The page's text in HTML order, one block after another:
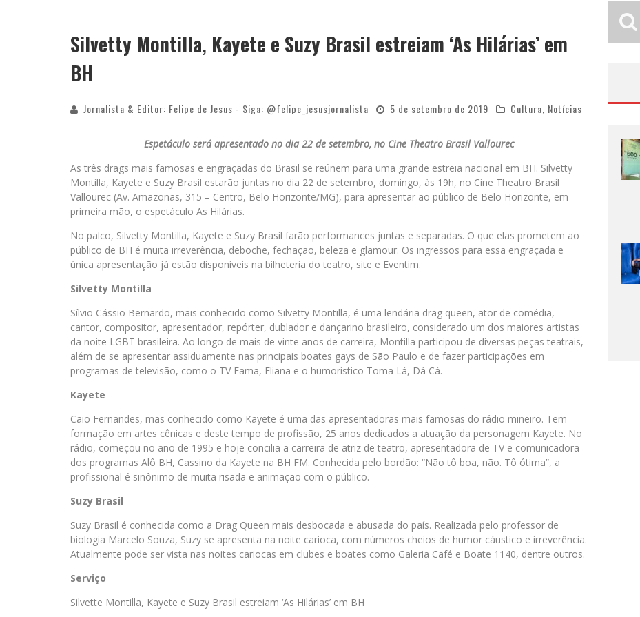
Silvetty Montilla, Kayete e Suzy Brasil estreiam ‘As Hilárias’ em
BH
Jornalista & Editor: Felipe de Jesus - Siga: @felipe_jesusjornalista 5 de setembro de 2019 Cultura Notícias
Espetáculo será apresentado no dia 22 de setembro, no Cine Theatro Brasil Vallourec
As três drags mais famosas e engraçadas do Brasil se reúnem para uma grande estreia nacional em BH. Silvetty
Montilla, Kayete e Suzy Brasil estarão juntas no dia 22 de setembro, domingo, às 19h, no Cine Theatro Brasil
Vallourec (Av. Amazonas, 315 – Centro, Belo Horizonte/MG), para apresentar ao público de Belo Horizonte, em
primeira mão, o espetáculo As Hilárias.
No palco, Silvetty Montilla, Kayete e Suzy Brasil farão performances juntas e separadas. O que elas prometem ao
público de BH é muita irreverência, deboche, fechação, beleza e glamour. Os ingressos para essa engraçada e
única apresentação já estão disponíveis na bilheteria do teatro, site e Eventim.
Silvetty Montilla
Sílvio Cássio Bernardo, mais conhecido como Silvetty Montilla, é uma lendária drag queen, ator de comédia,
cantor, compositor, apresentador, repórter, dublador e dançarino brasileiro, considerado um dos maiores artistas
da noite LGBT brasileira. Ao longo de mais de vinte anos de carreira, Montilla participou de diversas peças teatrais,
além de se apresentar assiduamente nas principais boates gays de São Paulo e de fazer participações em
programas de televisão, como o TV Fama, Eliana e o humorístico Toma Lá, Dá Cá.
Kayete
Caio Fernandes, mas conhecido como Kayete é uma das apresentadoras mais famosas do rádio mineiro. Tem
formação em artes cênicas e deste tempo de profissão, 25 anos dedicados a atuação da personagem Kayete. No
rádio, começou no ano de 1995 e hoje concilia a carreira de atriz de teatro, apresentadora de TV e comunicadora
dos programas Alô BH, Cassino da Kayete na BH FM. Conhecida pelo bordão: “Não tô boa, não. Tô ótima”, a
profissional é sinônimo de muita risada e animação com o público.
Suzy Brasil
Suzy Brasil é conhecida como a Drag Queen mais desbocada e abusada do país. Realizada pelo professor de
biologia Marcelo Souza, Suzy se apresenta na noite carioca, com números cheios de humor cáustico e irreverência.
Atualmente pode ser vista nas noites cariocas em clubes e boates como Galeria Café e Boate 1140, dentre outros.
Serviço
Silvette Montilla, Kayete e Suzy Brasil estreiam ‘As Hilárias’ em BH